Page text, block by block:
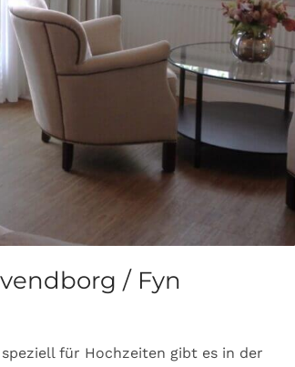
/ Fyn
für Hochzeiten gibt es in der